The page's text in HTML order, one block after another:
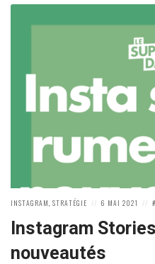
POSTED
INSTAGRAM, STRATÉGIE
POSTED
6 MAI 2021
Instagram
nouveautés